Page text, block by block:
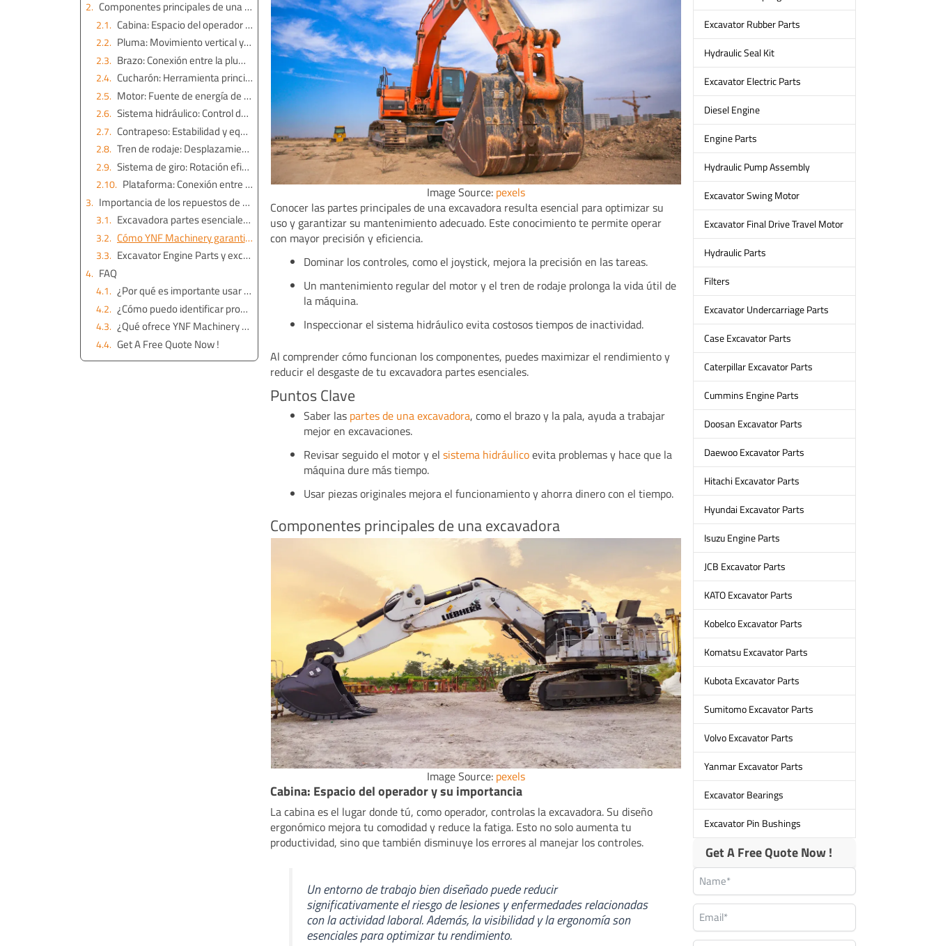
Componentes principales de una excavadora
Cabina: Espacio del operador y su importancia
Pluma: Movimiento vertical y extensión
Brazo: Conexión entre la pluma y el cucharón
Cucharón: Herramienta principal para excavar
Motor: Fuente de energía de la excavadora
Sistema hidráulico: Control de movimientos clave
Contrapeso: Estabilidad y equilibrio
Tren de rodaje: Desplazamiento de la máquina
Sistema de giro: Rotación eficiente
Plataforma: Conexión entre partes superiores e inferiores
Importancia de los repuestos de calidad en excavadoras
Excavadora partes esenciales y su impacto en el rendimiento
Cómo YNF Machinery garantiza calidad en sus productos
Excavator Engine Parts y excavator engine assembly: Soluciones confiables para motores
FAQ
¿Por qué es importante usar repuestos originales en una excavadora?
¿Cómo puedo identificar problemas en el sistema hidráulico?
¿Qué ofrece YNF Machinery para motores de excavadoras?
Get A Free Quote Now !
Image Source: pexels
Conocer las partes principales de una excavadora resulta esencial para optimizar su
uso y garantizar su mantenimiento adecuado. Este conocimiento te permite operar
con mayor precisión y eficiencia.
Dominar los controles, como el joystick, mejora la precisión en las tareas.
Un mantenimiento regular del motor y el tren de rodaje prolonga la vida útil de
la máquina.
Inspeccionar el sistema hidráulico evita costosos tiempos de inactividad.
Al comprender cómo funcionan los componentes, puedes maximizar el rendimiento y
reducir el desgaste de tu excavadora partes esenciales.
Puntos Clave
Saber las partes de una excavadora, como el brazo y la pala, ayuda a trabajar
mejor en excavaciones.
Revisar seguido el motor y elsistema hidráulicoevita problemas y hace que la
máquina dure más tiempo.
Usar piezas originales mejora el funcionamiento y ahorra dinero con el tiempo.
Componentes principales de una excavadora
Image Source: pexels
Cabina: Espacio del operador y su importancia
La cabina es el lugar donde tú, como operador, controlas la excavadora. Su diseño
ergonómico mejora tu comodidad y reduce la fatiga. Esto no solo aumenta tu
productividad, sino que también disminuye los errores al manejar los controles.
Un entorno de trabajo bien diseñado puede reducir
significativamente el riesgo de lesiones y enfermedades relacionadas
con la actividad laboral. Además, la visibilidad y la ergonomía son
esenciales para optimizar tu rendimiento.
Excavator Rubber Parts
Hydraulic Seal Kit
Excavator Electric Parts
Diesel Engine
Engine Parts
Hydraulic Pump Assembly
Excavator Swing Motor
Excavator Final Drive Travel Motor
Hydraulic Parts
Filters
Excavator Undercarriage Parts
Case Excavator Parts
Caterpillar Excavator Parts
Cummins Engine Parts
Doosan Excavator Parts
Daewoo Excavator Parts
Hitachi Excavator Parts
Hyundai Excavator Parts
Isuzu Engine Parts
JCB Excavator Parts
KATO Excavator Parts
Kobelco Excavator Parts
Komatsu Excavator Parts
Kubota Excavator Parts
Sumitomo Excavator Parts
Volvo Excavator Parts
Yanmar Excavator Parts
Excavator Bearings
Excavator Pin Bushings
Get A Free Quote Now !